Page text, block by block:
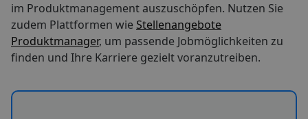
im Produktmanagement auszuschöpfen. Nutzen Sie
zudem Plattformen wie Stellenangebote
Produktmanager, um passende Jobmöglichkeiten zu
finden und Ihre Karriere gezielt voranzutreiben.